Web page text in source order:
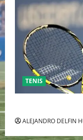
TENIS
ALEJANDRO DELFIN